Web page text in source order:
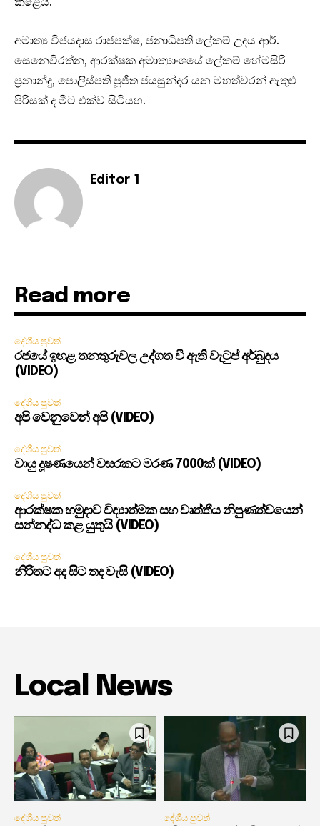
අමාත්‍ය විජයදාස රාජපක්ෂ, ජනාධිපති ලේකම් උදය ආර්.
සෙනෙවිරත්න, ආරක්ෂක අමාත්‍යාංශයේ ලේකම් හේමසිරි
ප‍්‍රනාන්දු, පොලිස්පති පූජිත ජයසුන්දර යන මහත්වරන් ඇතුළු
පිරිසක් ද මීට එක්ව සිටියහ.
Editor 1
Read more
දේශීය පුවත්
රජයේ ඉහළ තනතුරුවල උද්ගත වී ඇති වැටුප් අර්බුදය
(VIDEO)
දේශීය පුවත්
අපි වෙනුවෙන් අපි (VIDEO)
දේශීය පුවත්
වායු දූෂණයෙන් වසරකට මරණ 7000ක් (VIDEO)
දේශීය පුවත්
ආරක්ෂක හමුදාව විද්‍යාත්මක සහ වෘත්තීය නිපුණත්වයෙන්
සන්නද්ධ කළ යුතුයි (VIDEO)
දේශීය පුවත්
නිරිතට අද සිට තද වැසි (VIDEO)
Local News
දේශීය පුවත් දේශීය පුවත්